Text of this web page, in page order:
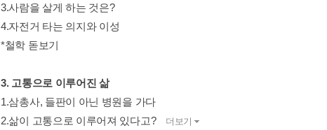
3.사람을 살게 하는 것은?
4.자전거 타는 의지와 이성
*철학 돋보기
3. 고통으로 이루어진 삶
1.삼총사, 들판이 아닌 병원을 가다
2.삶이 고통으로 이루어져 있다고?
더보기